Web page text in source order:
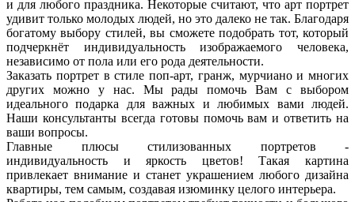
и для любого праздника. Некоторые считают, что арт портрет
удивит только молодых людей, но это далеко не так. Благодаря
богатому выбору стилей, вы сможете подобрать тот, который
подчеркнёт индивидуальность изображаемого человека,
независимо от пола или его рода деятельности.
Заказать портрет в стиле поп-арт, гранж, мурчиано и многих
других можно у нас. Мы рады помочь Вам с выбором
идеального подарка для важных и любимых вами людей.
Наши консультанты всегда готовы помочь вам и ответить на
ваши вопросы.
Главные плюсы стилизованных портретов -
индивидуальность и яркость цветов! Такая картина
привлекает внимание и станет украшением любого дизайна
квартиры, тем самым, создавая изюминку целого интерьера.